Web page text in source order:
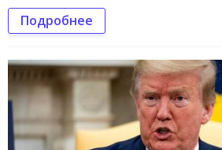
Подробнее